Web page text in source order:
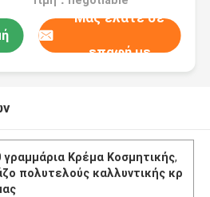
Μας ελάτε σε
επαφή με
γραμμάρια Κρέμα Κοσμητικής,
πολυτελούς καλλυντικής κρ